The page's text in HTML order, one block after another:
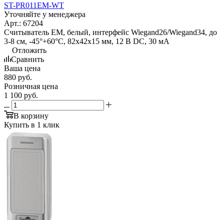
ST-PR011EM-WT
Уточняйте у менеджера
Арт.: 67204
Считыватель EM, белый, интерфейс Wiegand26/Wiegand34, до
3-8 см, -45°+60°С, 82х42х15 мм, 12 В DC, 30 мA
Отложить
Сравнить
Ваша цена
880 руб.
Розничная цена
1 100 руб.
В корзину
Купить в 1 клик